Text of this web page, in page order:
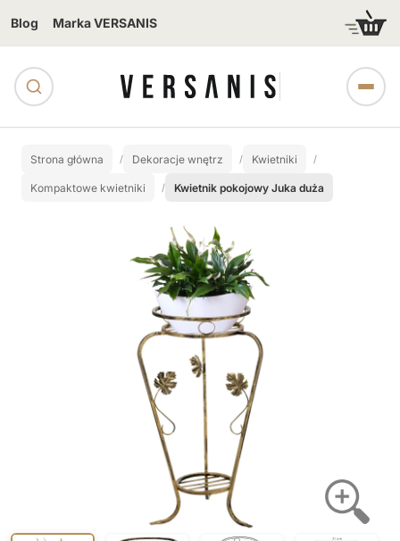
Blog Marka VERSANIS
Strona główna Dekoracje wnętrz Kwietniki
Kompaktowe kwietniki Kwietnik pokojowy Juka duża